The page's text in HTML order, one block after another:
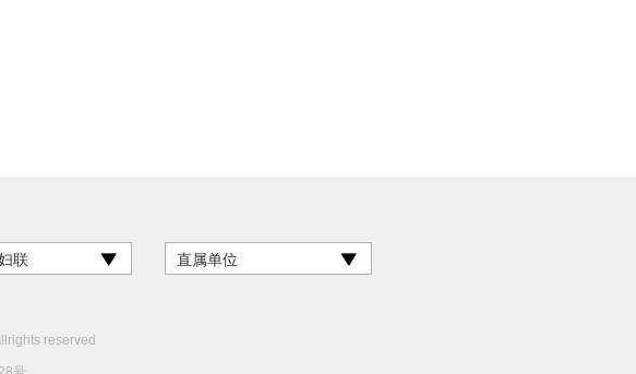
联 直属单位
reserved